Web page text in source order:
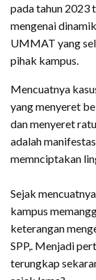
pada tahun 2023
mengenai
UMMAT yang
pihak kampus.
Mencuatnya
yang menyeret
dan menyeret
adalah
memnciptakan
Sejak
kampus
keterangan
SPP,. Menjadi
terungkap